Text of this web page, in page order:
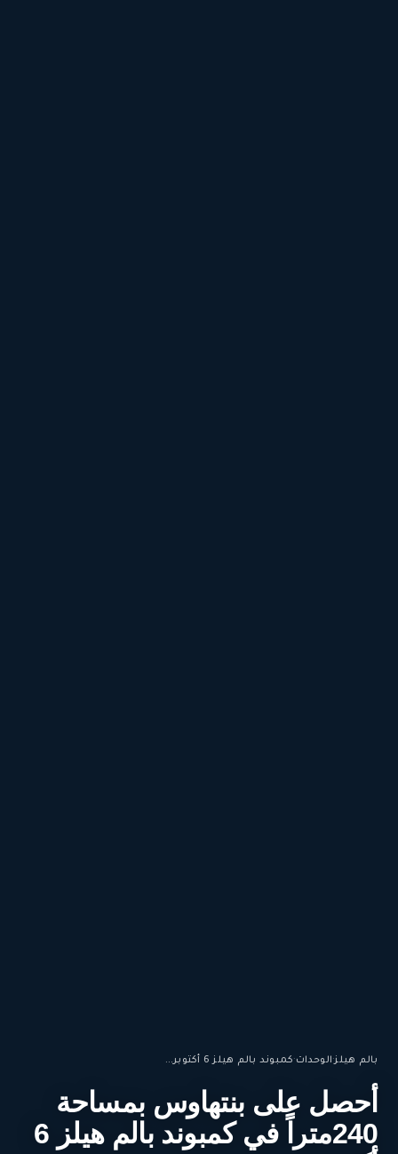
بالم هيلز·الوحدات·كمبوند بالم هيلز 6 أكتوبر...
أحصل على بنتهاوس بمساحة
240متراً في كمبوند بالم هيلز 6